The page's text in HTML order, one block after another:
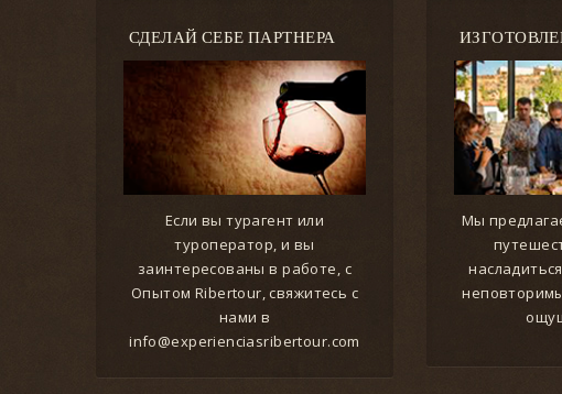
СДЕЛАЙ СЕБЕ ПАРТНЕРА
Если вы турагент или
туроператор, и вы
заинтересованы в работе, с
Опытом Ribertour, свяжитесь с
нами в
info@experienciasribertour.com
Мы